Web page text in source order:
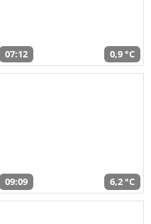
07:12 0,9 °C
09:09 6,2 °C